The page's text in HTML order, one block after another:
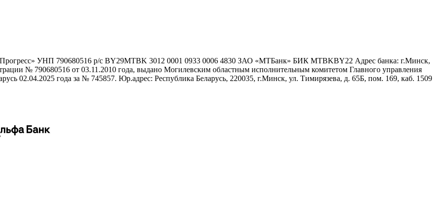
УНП 790680516 р/с BY29MTBK 3012 0001 0933 0006 4830 ЗАО «МТБанк» БИК MTBKBY22 Адрес банка: г.Минск,
№ 790680516 от 03.11.2010 года, выдано Могилевским областным исполнительным комитетом Главного управления
02.04.2025 года за № 745857. Юр.адрес: Республика Беларусь, 220035, г.Минск, ул. Тимирязева, д. 65Б, пом. 169, каб. 1509